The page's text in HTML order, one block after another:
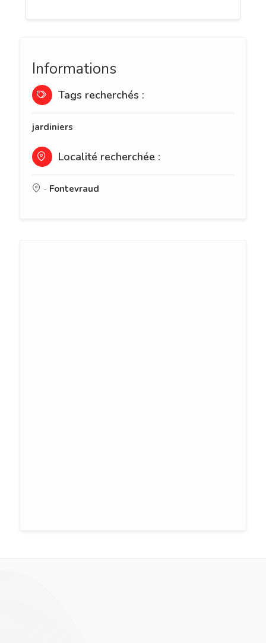
Informations
Tags recherchés :
jardiniers
Localité recherchée :
- Fontevraud